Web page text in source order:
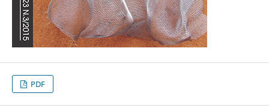
PDF